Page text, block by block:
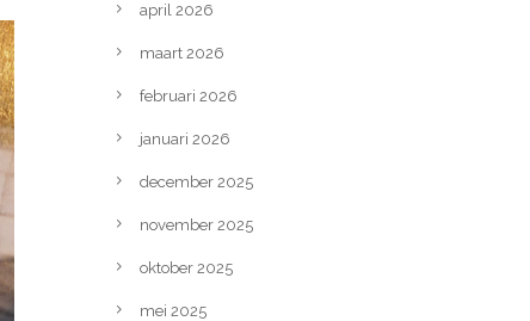
april 2026
maart 2026
februari 2026
januari 2026
december 2025
november 2025
oktober 2025
mei 2025